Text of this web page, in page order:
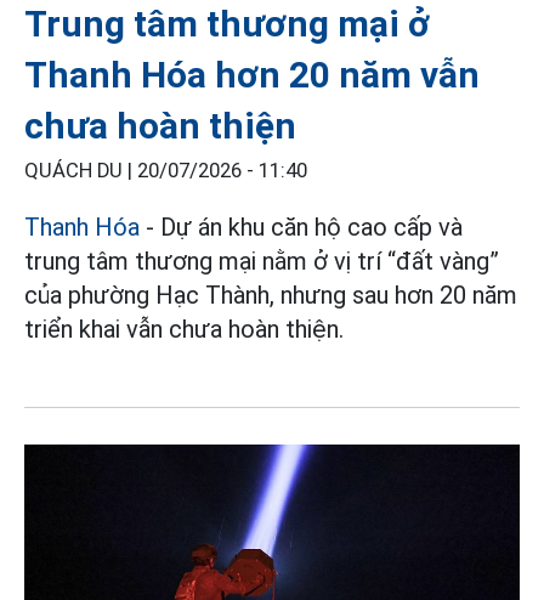
Trung tâm thương mại ở
Thanh Hóa hơn 20 năm vẫn
chưa hoàn thiện
QUÁCH DU | 20/07/2026 - 11:40
Thanh Hóa - Dự án khu căn hộ cao cấp và
trung tâm thương mại nằm ở vị trí “đất vàng”
của phường Hạc Thành, nhưng sau hơn 20 năm
triển khai vẫn chưa hoàn thiện.